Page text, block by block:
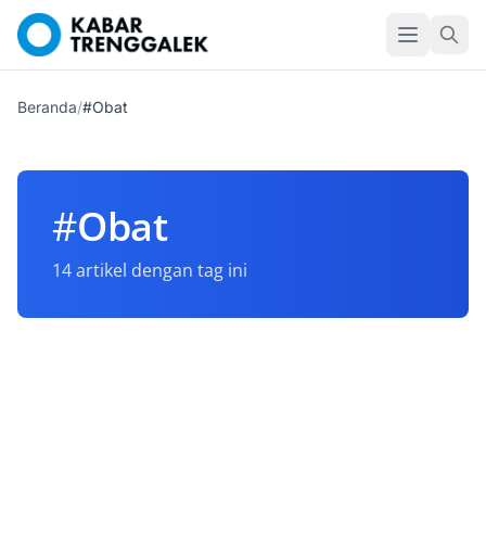
Beranda/#Obat
#Obat
14 artikel dengan tag ini